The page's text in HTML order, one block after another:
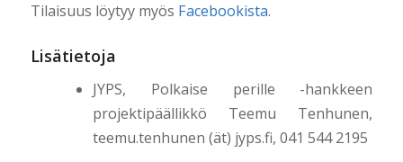
Tilaisuus löytyy myös Facebookista.
Lisätietoja
JYPS, Polkaise perille -hankkeen
projektipäällikkö Teemu Tenhunen,
teemu.tenhunen (ät) jyps.fi, 041 544 2195